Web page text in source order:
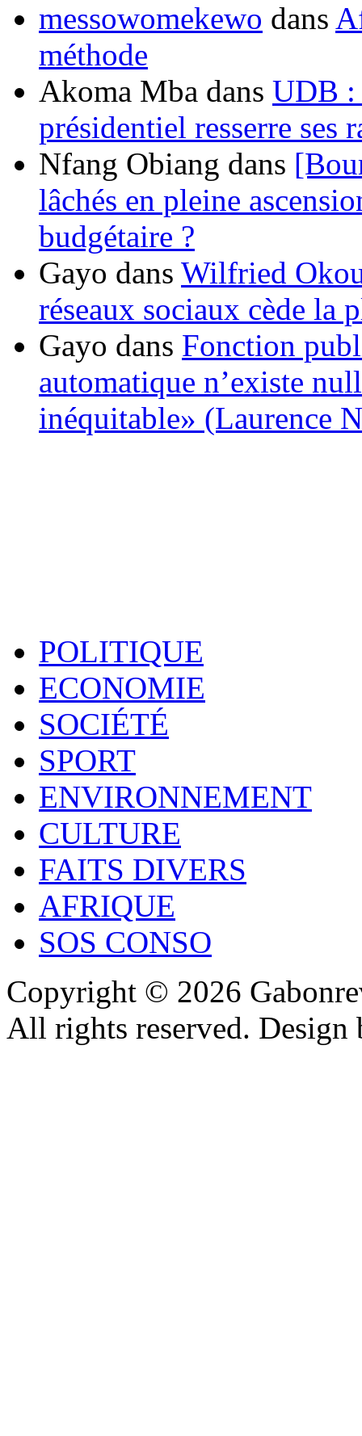
messowomekewo dans
méthode
Akoma Mba dans UDB :
présidentiel resserre ses
Nfang Obiang dans
lâchés en pleine
budgétaire ?
Gayo dans Wilfried
réseaux sociaux cède la
Gayo dans Fonction
automatique n’existe
inéquitable» (Laurence
POLITIQUE
ECONOMIE
SOCIÉTÉ
SPORT
ENVIRONNEMENT
CULTURE
FAITS DIVERS
AFRIQUE
SOS CONSO
Copyright © 2026
All rights reserved.